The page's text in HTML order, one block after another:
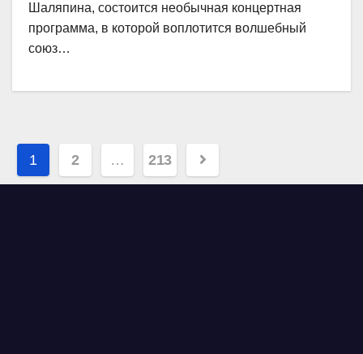
Шаляпина, состоится необычная концертная
программа, в которой воплотится волшебный
союз…
Навигация
по
1 2 … 213